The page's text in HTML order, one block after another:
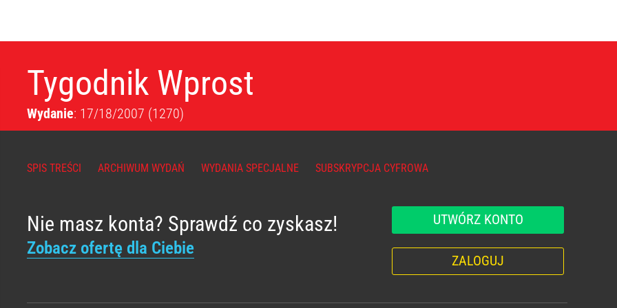
Tygodnik Wprost
Wydanie: 17/18/2007 (1270)
SPIS TREŚCI ARCHIWUM WYDAŃ WYDANIA SPECJALNE SUBSKRYPCJA CYFROWA
Nie masz konta? Sprawdź co zyskasz!
Zobacz ofertę dla Ciebie
UTWÓRZ KONTO
ZALOGUJ